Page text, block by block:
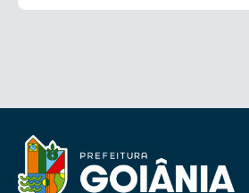
<https://
e-requerimentos-para-